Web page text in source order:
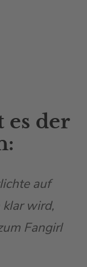
es der
auf
klar wird,
Fangirl